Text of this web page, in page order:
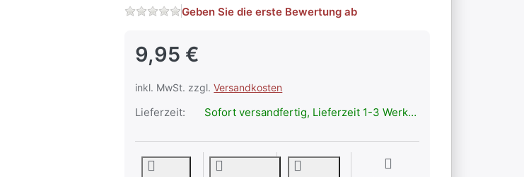
Geben Sie die erste Bewertung ab
9,95 €
inkl. MwSt. zzgl.Versandkosten
Lieferzeit: Sofort versandfertig, Lieferzeit 1-3 Werktage.